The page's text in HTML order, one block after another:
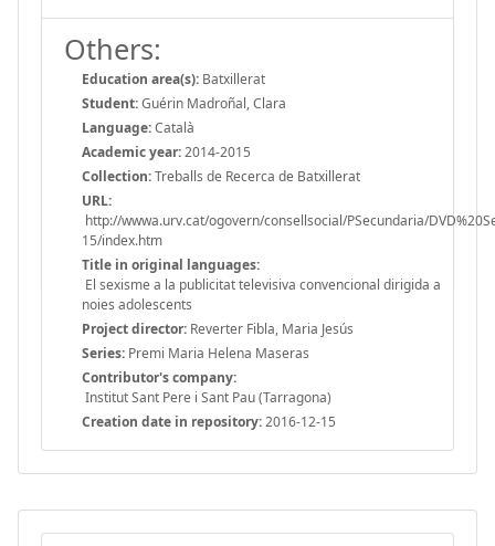
Others:
Education area(s): Batxillerat
Student:Guérin Madroñal, Clara
Language:Català
Academic year:2014-2015
Collection:Treballs de Recerca de Batxillerat
URL:
http://wwwa.urv.cat/ogovern/consellsocial/PSecundaria/
15/index.htm
Title in original languages:
El sexisme a la publicitat televisiva convencional dirigida a
noies adolescents
Project director: Reverter Fibla, Maria Jesús
Series: Premi Maria Helena Maseras
Contributor's company:
Institut Sant Pere i Sant Pau (Tarragona)
Creation date in repository:2016-12-15